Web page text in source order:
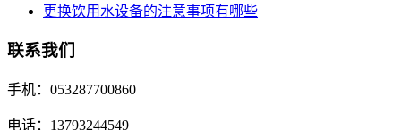
更换饮用水设备的注意事项有哪些
联系我们
手机：053287700860
电话：13793244549